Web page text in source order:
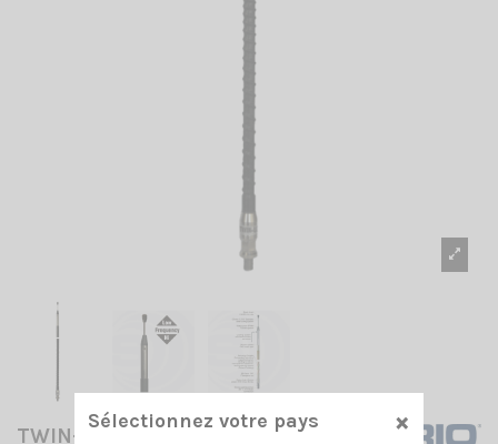
TWIN-LOG 5 3/8 SIRIO
Sélectionnez votre pays ×